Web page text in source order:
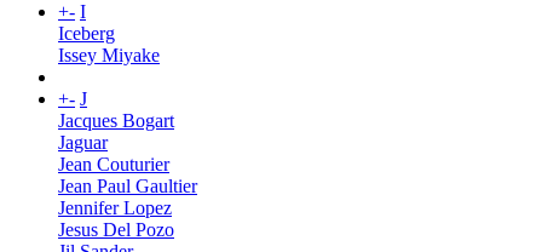
+- I
Iceberg
Issey Miyake
+- J
Jacques Bogart
Jaguar
Jean Couturier
Jean Paul Gaultier
Jennifer Lopez
Jesus Del Pozo